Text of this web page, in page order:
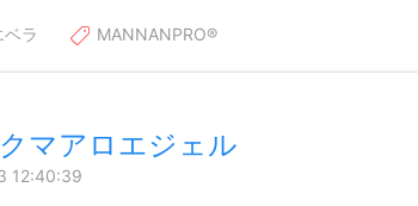
ベラ MANNANPRO®
マアロエジェル
12:40:39